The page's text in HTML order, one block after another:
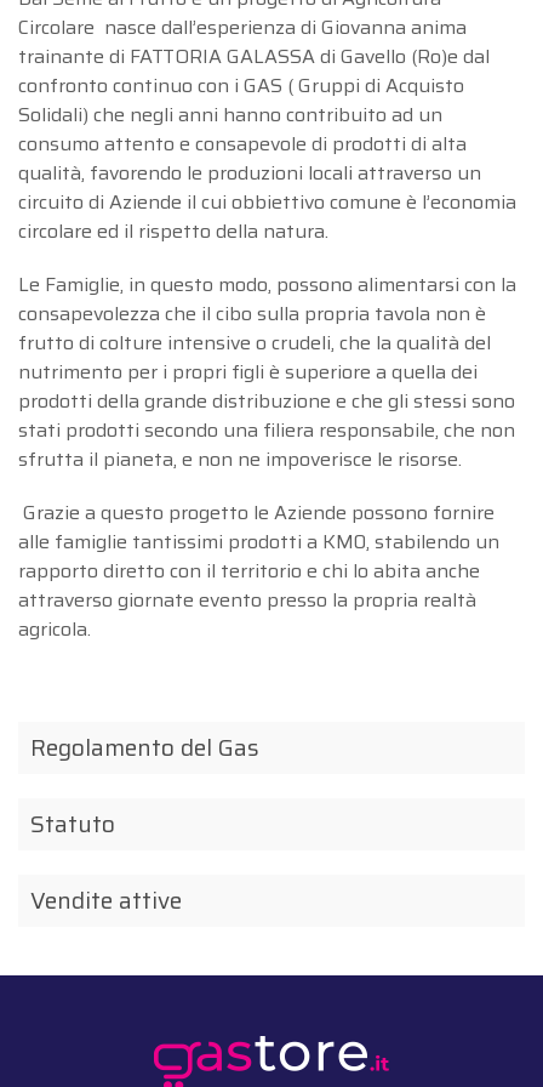
Choose view
Map view
Satellite
Terrain
Traffic conditions
Public transport
Show traffic incidents
Circolare nasce dall’esperienza di Giovanna anima
trainante di FATTORIA GALASSA di Gavello (Ro)e dal
confronto continuo con i GAS ( Gruppi di Acquisto
Solidali) che negli anni hanno contribuito ad un
consumo attento e consapevole di prodotti di alta
qualità, favorendo le produzioni locali attraverso un
circuito di Aziende il cui obbiettivo comune è l’economia
circolare ed il rispetto della natura.
Le Famiglie, in questo modo, possono alimentarsi con la
consapevolezza che il cibo sulla propria tavola non è
frutto di colture intensive o crudeli, che la qualità del
nutrimento per i propri figli è superiore a quella dei
prodotti della grande distribuzione e che gli stessi sono
stati prodotti secondo una filiera responsabile, che non
sfrutta il pianeta, e non ne impoverisce le risorse.
Grazie a questo progetto le Aziende possono fornire
alle famiglie tantissimi prodotti a KM0, stabilendo un
rapporto diretto con il territorio e chi lo abita anche
attraverso giornate evento presso la propria realtà
agricola.
Regolamento del Gas
Statuto
Vendite attive